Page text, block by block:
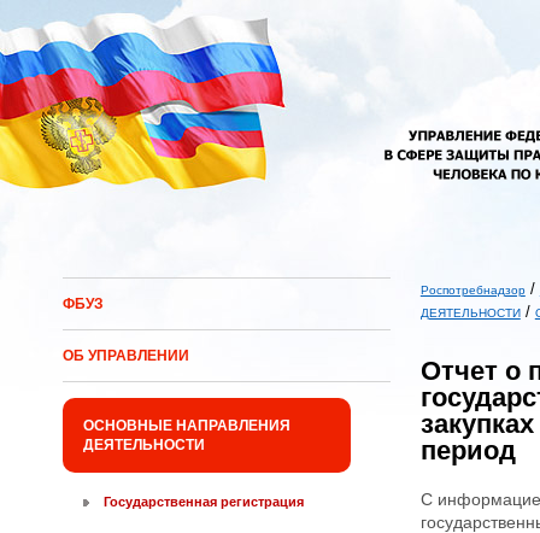
Перейти к основному содержанию
ФБУЗ
ОБ УПРАВЛЕНИИ
ОСНОВНЫЕ НАПРАВЛЕНИЯ
ДЕЯТЕЛЬНОСТИ
Государственная регистрация
Вы здесь
Роспотребнадзор /
ДЕЯТЕЛЬНОСТИ /
Отчет о
период
С